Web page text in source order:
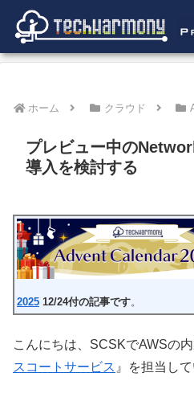
ホーム クラウド
プレビュー中の
導入を検討する
2025 12/24付の記事です。
こんにちは、SCSKでAWSの
スコートサービス 』を担当し